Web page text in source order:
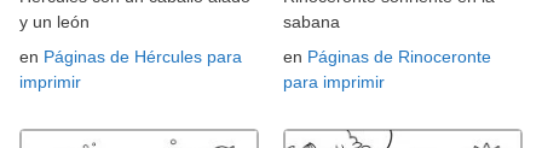
y un león
en Páginas de Hércules para
imprimir
sabana
en Páginas de Rinoceronte
para imprimir